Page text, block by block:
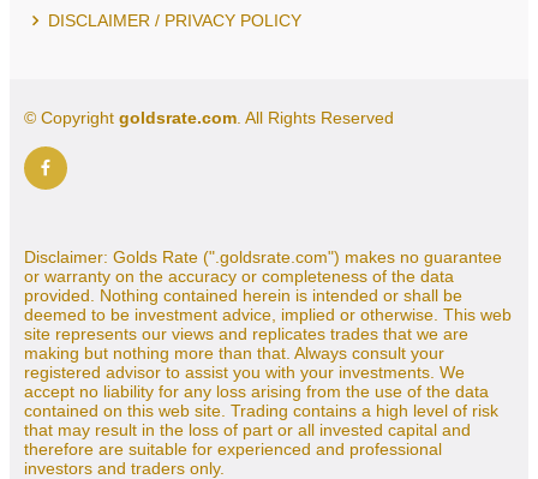
DISCLAIMER / PRIVACY POLICY
© Copyright goldsrate.com. All Rights Reserved
Disclaimer: Golds Rate (".goldsrate.com") makes no guarantee
or warranty on the accuracy or completeness of the data
provided. Nothing contained herein is intended or shall be
deemed to be investment advice, implied or otherwise. This web
site represents our views and replicates trades that we are
making but nothing more than that. Always consult your
registered advisor to assist you with your investments. We
accept no liability for any loss arising from the use of the data
contained on this web site. Trading contains a high level of risk
that may result in the loss of part or all invested capital and
therefore are suitable for experienced and professional
investors and traders only.